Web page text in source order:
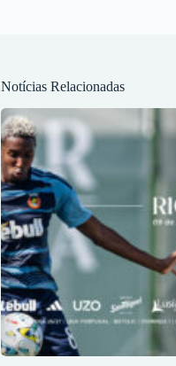
Notícias Relacionadas